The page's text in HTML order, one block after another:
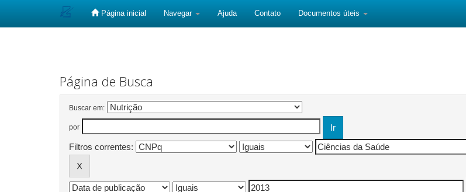
Página inicial Navegar Ajuda Contato Documentos úteis
Página de Busca
Buscar em:
por
Filtros correntes: